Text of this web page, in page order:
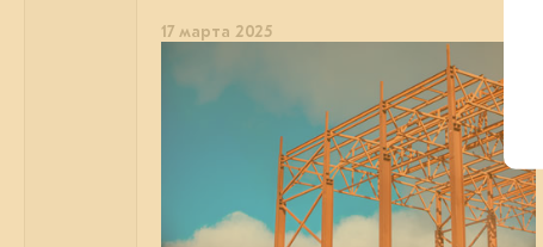
17 марта 2025